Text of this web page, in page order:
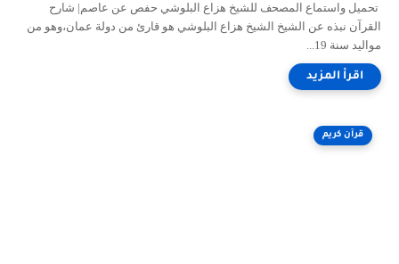
تحميل واستماع المصحف للشيخ هزاع البلوشي حفص عن عاصم| شارح
القرآن نبذه عن الشيخ الشيخ هزاع البلوشي هو قارئ من دولة عمان،وهو من
مواليد سنة 19...
قرآن كريم